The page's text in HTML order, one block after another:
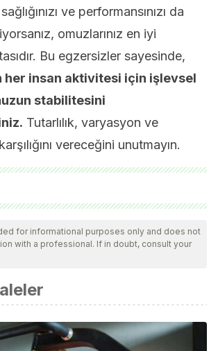
ve performansınızı da
omuzlarınız en iyi
Bu egzersizler sayesinde,
her insan aktivitesi için işlevsel
stabilitesini
Tutarlılık, varyasyon ve
vereceğini unutmayın.
res/mancuernas.pdf
for informational purposes only and does not
with a professional. If in doubt, consult your